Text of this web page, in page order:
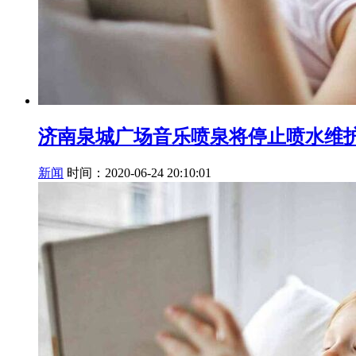
济南泉城广场音乐喷泉将停止喷水维
新闻 时间：2020-06-24 20:10:01